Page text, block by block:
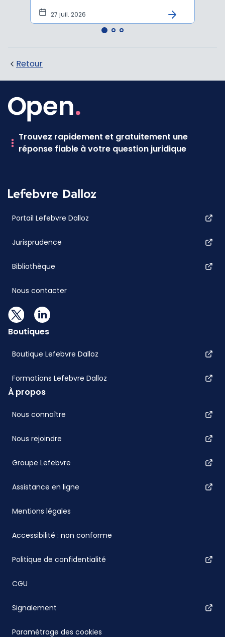
27 juil. 2026
Retour
Trouvez rapidement et gratuitement une
réponse fiable à votre question juridique
Portail Lefebvre Dalloz
Jurisprudence
Bibliothèque
Nous contacter
Boutiques
Boutique Lefebvre Dalloz
Formations Lefebvre Dalloz
À propos
Nous connaître
Nous rejoindre
Groupe Lefebvre
Assistance en ligne
Mentions légales
Accessibilité : non conforme
Politique de confidentialité
CGU
Signalement
Paramétrage des cookies